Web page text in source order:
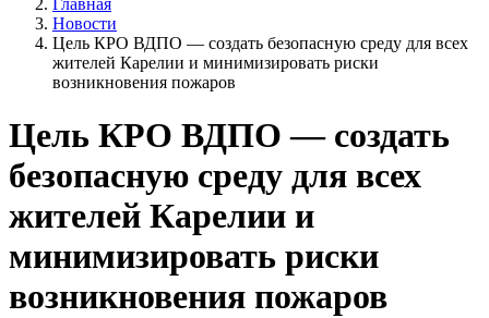
Главная
Новости
Цель КРО ВДПО — создать безопасную среду для всех
жителей Карелии и минимизировать риски
возникновения пожаров
Цель КРО ВДПО — создать
безопасную среду для всех
жителей Карелии и
минимизировать риски
возникновения пожаров